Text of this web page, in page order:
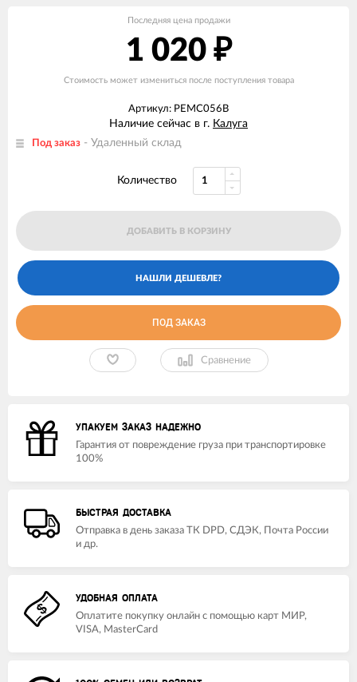
Последняя цена продажи
1 020 ₽
Стоимость может измениться после поступления товара
Артикул: РЕМС056В
Наличие сейчас в г. Калуга
Под заказ - Удаленный склад
Количество
ДОБАВИТЬ В КОРЗИНУ
ПОД ЗАКАЗ
Сравнение
УПАКУЕМ ЗАКАЗ НАДЕЖНО
Гарантия от повреждение груза при транспортировке
100%
БЫСТРАЯ ДОСТАВКА
Отправка в день заказа ТК DPD, СДЭК, Почта России
и др.
УДОБНАЯ ОПЛАТА
Оплатите покупку онлайн с помощью карт МИР,
VISA, MasterCard